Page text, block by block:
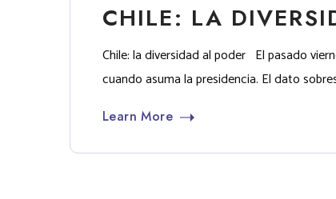
CHILE: LA
Chile: la diversidad al poder El pasado
cuando asuma la presidencia. El dato
Learn More